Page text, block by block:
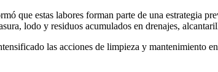
que estas labores forman parte de una estrategia
lodo y residuos acumulados en drenajes,
las acciones de limpieza y mantenimiento